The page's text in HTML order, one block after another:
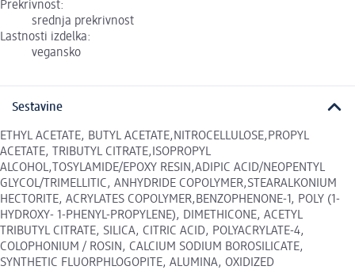
Prekrivnost:
srednja prekrivnost
Lastnosti izdelka:
vegansko
Sestavine
ETHYL ACETATE, BUTYL ACETATE,NITROCELLULOSE,PROPYL
ACETATE, TRIBUTYL CITRATE,ISOPROPYL
ALCOHOL,TOSYLAMIDE/EPOXY RESIN,ADIPIC ACID/NEOPENTYL
GLYCOL/TRIMELLITIC, ANHYDRIDE COPOLYMER,STEARALKONIUM
HECTORITE, ACRYLATES COPOLYMER,BENZOPHENONE-1, POLY (1-
HYDROXY- 1-PHENYL-PROPYLENE), DIMETHICONE, ACETYL
TRIBUTYL CITRATE, SILICA, CITRIC ACID, POLYACRYLATE-4,
COLOPHONIUM / ROSIN, CALCIUM SODIUM BOROSILICATE,
SYNTHETIC FLUORPHLOGOPITE, ALUMINA, OXIDIZED